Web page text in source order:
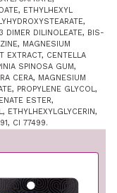
ETHYLHEXYL
DIMER DILINOLEATE, BIS-
MAGNESIUM
EXTRACT, CENTELLA
SPINOSA GUM,
CERA, MAGNESIUM
PROPYLENE GLYCOL,
ESTER,
ETHYLHEXYLGLYCERIN,
CI 77499.